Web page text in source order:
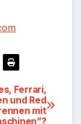
Ferrari,
und Red
mit